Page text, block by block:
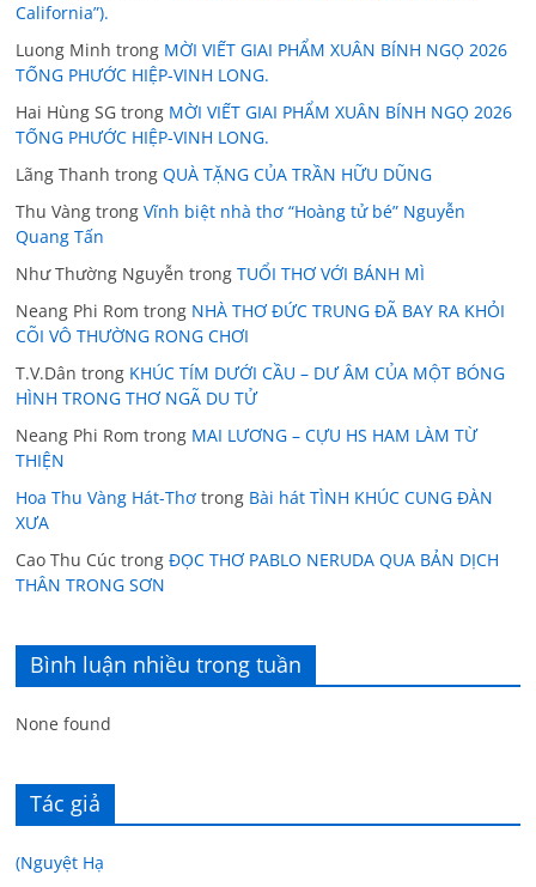
California”).
Luong Minh trong MỜI VIẾT GIAI PHẨM XUÂN BÍNH NGỌ 2026
TỐNG PHƯỚC HIỆP-VINH LONG.
Hai Hùng SG trong MỜI VIẾT GIAI PHẨM XUÂN BÍNH NGỌ 2026
TỐNG PHƯỚC HIỆP-VINH LONG.
Lãng Thanh trongQUÀ TẶNG CỦA TRẦN HỮU DŨNG
Thu Vàng trongVĩnh biệt nhà thơ “Hoàng tử bé” Nguyễn
Quang Tấn
Như Thường Nguyễn trongTUỔI THƠ VỚI BÁNH MÌ
Neang Phi Rom trong NHÀ THƠ ĐỨC TRUNG ĐÃ BAY RA KHỎI
CÕI VÔ THƯỜNG RONG CHƠI
T.V.Dân trong KHÚC TÍM DƯỚI CẦU – DƯ ÂM CỦA MỘT BÓNG
HÌNH TRONG THƠ NGÃ DU TỬ
Neang Phi Rom trong MAI LƯƠNG – CỰU HS HAM LÀM TỪ
THIỆN
Hoa Thu Vàng Hát-Thơ trong Bài hát TÌNH KHÚC CUNG ĐÀN
XƯA
Cao Thu Cúc trongĐỌC THƠ PABLO NERUDA QUA BẢN DỊCH
THÂN TRONG SƠN
Bình luận nhiều trong tuần
None found
Tác giả
(Nguyệt Hạ